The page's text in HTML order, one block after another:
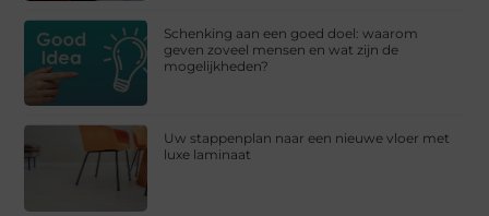
Schenking aan een goed doel: waarom
geven zoveel mensen en wat zijn de
mogelijkheden?
Uw stappenplan naar een nieuwe vloer met
luxe laminaat